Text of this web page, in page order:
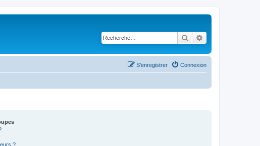
Rechercher
Connexion
S’enregistrer
?